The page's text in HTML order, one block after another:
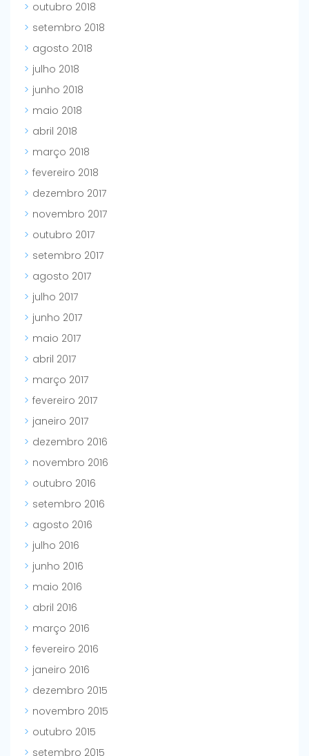
outubro 2018
setembro 2018
agosto 2018
julho 2018
junho 2018
maio 2018
abril 2018
março 2018
fevereiro 2018
dezembro 2017
novembro 2017
outubro 2017
setembro 2017
agosto 2017
julho 2017
junho 2017
maio 2017
abril 2017
março 2017
fevereiro 2017
janeiro 2017
dezembro 2016
novembro 2016
outubro 2016
setembro 2016
agosto 2016
julho 2016
junho 2016
maio 2016
abril 2016
março 2016
fevereiro 2016
janeiro 2016
dezembro 2015
novembro 2015
outubro 2015
setembro 2015